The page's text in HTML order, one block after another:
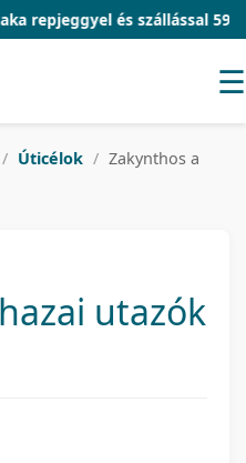
és szállással 59.090 Ft/fő
☰
/ Úticélok / Zakynthos a
utazók